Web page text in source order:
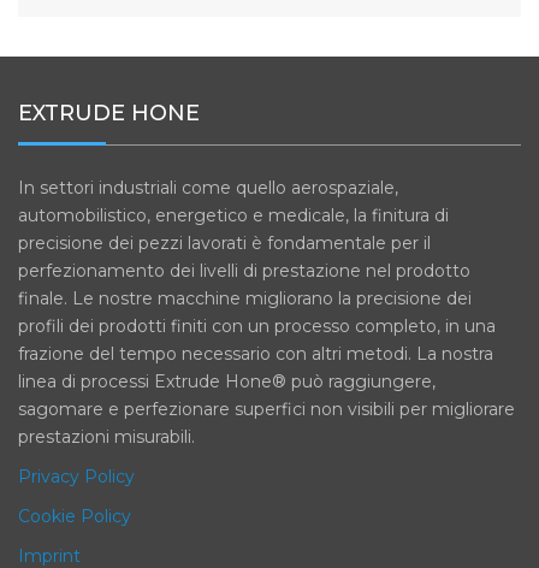
EXTRUDE HONE
In settori industriali come quello aerospaziale,
automobilistico, energetico e medicale, la finitura di
precisione dei pezzi lavorati è fondamentale per il
perfezionamento dei livelli di prestazione nel prodotto
finale. Le nostre macchine migliorano la precisione dei
profili dei prodotti finiti con un processo completo, in una
frazione del tempo necessario con altri metodi. La nostra
linea di processi Extrude Hone® può raggiungere,
sagomare e perfezionare superfici non visibili per migliorare
prestazioni misurabili.
Privacy Policy
Cookie Policy
Imprint